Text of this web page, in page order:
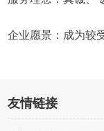
企业愿景：成为较
友情链接